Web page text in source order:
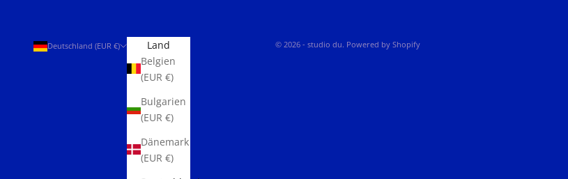
Deutschland (EUR €)
Land
Belgien
(EUR €)
Bulgarien
(EUR €)
Dänemark
(EUR €)
© 2026 - studio du. Powered by Shopify